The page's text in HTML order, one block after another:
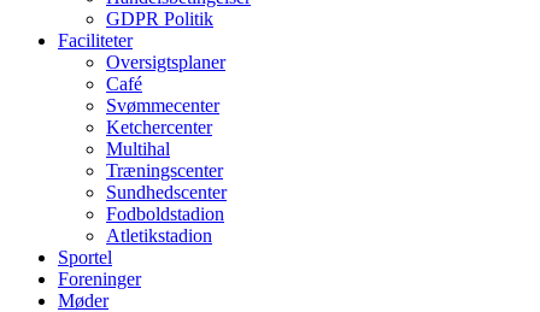
GDPR Politik
Faciliteter
Oversigtsplaner
Café
Svømmecenter
Ketchercenter
Multihal
Træningscenter
Sundhedscenter
Fodboldstadion
Atletikstadion
Sportel
Foreninger
Møder